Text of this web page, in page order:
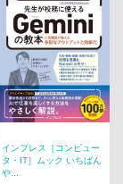
インプレス［コンピュー
タ・IT］ムック いちばん
や...